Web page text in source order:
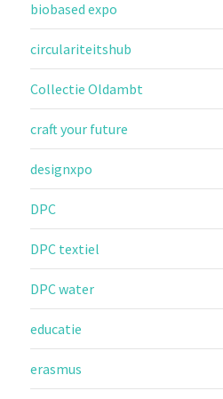
biobased expo
circulariteitshub
Collectie Oldambt
craft your future
designxpo
DPC
DPC textiel
DPC water
educatie
erasmus